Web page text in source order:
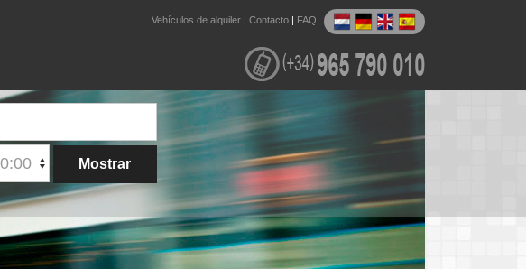
Vehículos de alquiler | Contacto | FAQ